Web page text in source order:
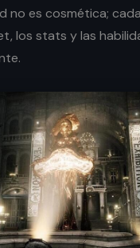
no es cosmética;
los stats y las